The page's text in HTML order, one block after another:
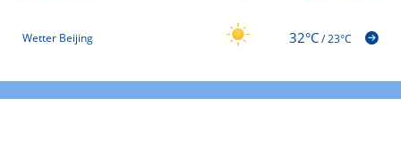
Wetter Beijing 32°C/23°C